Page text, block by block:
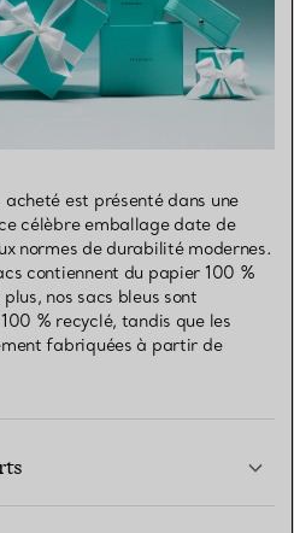
est présenté dans une
célèbre emballage date de
normes de durabilité modernes.
contiennent du papier 100 %
nos sacs bleus sont
% recyclé, tandis que les
fabriquées à partir de